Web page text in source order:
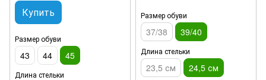
Купить
Размер обуви
43 44 45
Длина стельки
Размер обуви
37/38 39/40
Длина стельки
23,5 см 24,5 см